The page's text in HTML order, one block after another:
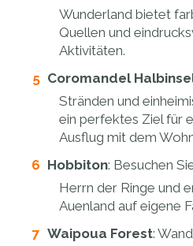
Wunderland bietet
Quellen und
Aktivitäten.
Coromandel
Stränden und
ein perfektes Ziel für
Ausflug mit dem
Hobbiton: Besuchen
Herrn der Ringe und
Auenland auf eigene
Waipoua Forest: